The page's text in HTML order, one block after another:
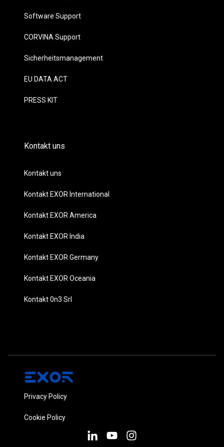
Software Support
CORVINA Support
Sicherheitsmanagement
EU DATA ACT
PRESS KIT
Kontakt uns
Kontakt uns
Kontakt EXOR International
Kontakt EXOR America
Kontakt EXOR India
Kontakt EXOR Germany
Kontakt EXOR Oceania
Kontakt 0n3 Srl
Privacy Policy
Cookie Policy